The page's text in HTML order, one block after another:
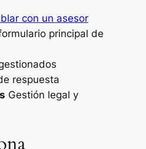
con un asesor
principal de
respuesta
Gestión legal y